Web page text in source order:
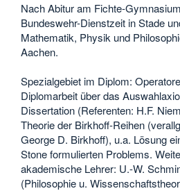
Nach Abitur am Fichte-
Bundeswehr-Dienstzeit in Stade
Mathematik, Physik und
Aachen.
Spezialgebiet im Diplom:
Diplomarbeit über das
Dissertation (Referenten: H.F.
Theorie der Birkhoff-Reihen
George D. Birkhoff), u.a. Lösung
Stone formulierten Problems.
akademische Lehrer: U.-W.
(Philosophie u.